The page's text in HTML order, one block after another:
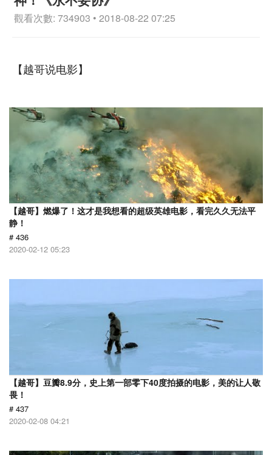
觀看次數: 734903 • 2018-08-22 07:25
【越哥说电影】
【越哥】燃爆了！这才是我想看的超级英雄电影，看完久久无法平
静！
# 436
2020-02-12 05:23
【越哥】豆瓣8.9分，史上第一部零下40度拍摄的电影，美的让人敬
畏！
# 437
2020-02-08 04:21